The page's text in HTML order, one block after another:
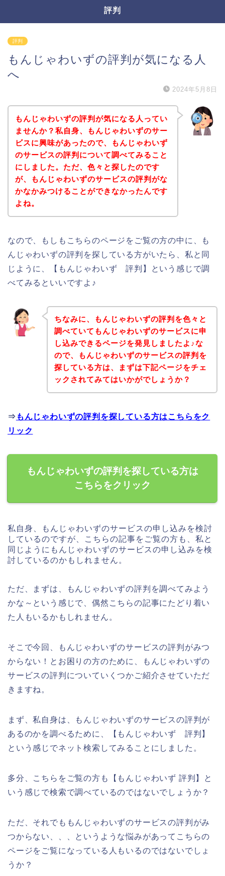
評判
評判
もんじゃわいずの評判が気になる人
へ
2024年5月8日
もんじゃわいずの評判が気になる人ってい
ませんか？私自身、もんじゃわいずのサー
ビスに興味があったので、もんじゃわいず
のサービスの評判について調べてみること
にしました。ただ、色々と探したのです
が、もんじゃわいずのサービスの評判がな
かなかみつけることができなかったんです
よね。
なので、もしもこちらのページをご覧の方の中に、も
んじゃわいずの評判を探している方がいたら、私と同
じように、【もんじゃわいず 評判】という感じで調
べてみるといいですよ♪
ちなみに、もんじゃわいずの評判を色々と
調べていてもんじゃわいずのサービスに申
し込みできるページを発見しましたよ♪な
ので、もんじゃわいずのサービスの評判を
探している方は、まずは下記ページをチェ
ックされてみてはいかがでしょうか？
⇒ もんじゃわいずの評判を探している方はこちらをク
リック
もんじゃわいずの評判を探している方は
こちらをクリック
私自身、もんじゃわいずのサービスの申し込みを検討
しているのですが、こちらの記事をご覧の方も、私と
同じようにもんじゃわいずのサービスの申し込みを検
討しているのかもしれません。
ただ、まずは、もんじゃわいずの評判を調べてみよう
かな～という感じで、偶然こちらの記事にたどり着い
た人もいるかもしれません。
そこで今回、もんじゃわいずのサービスの評判がみつ
からない！とお困りの方のために、もんじゃわいずの
サービスの評判についていくつかご紹介させていただ
きますね。
まず、私自身は、もんじゃわいずのサービスの評判が
あるのかを調べるために、【もんじゃわいず 評判】
という感じでネット検索してみることにしました。
多分、こちらをご覧の方も【もんじゃわいず 評判】と
いう感じで検索で調べているのではないでしょうか？
ただ、それでももんじゃわいずのサービスの評判がみ
つからない、、、というような悩みがあってこちらの
ページをご覧になっている人もいるのではないでしょ
うか？